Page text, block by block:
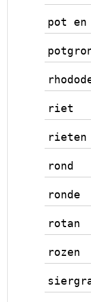
pot
riet
rieten
rond
ronde
rotan
rozen